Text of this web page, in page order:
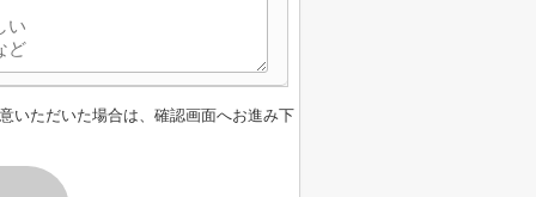
いただいた場合は、確認画面へお進み下